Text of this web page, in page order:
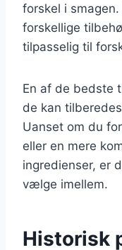
forskel i
forskellige
tilpasselig til
En af de bedste
de kan
Uanset om du
eller en mere
ingredienser, er
vælge imellem.
Historisk